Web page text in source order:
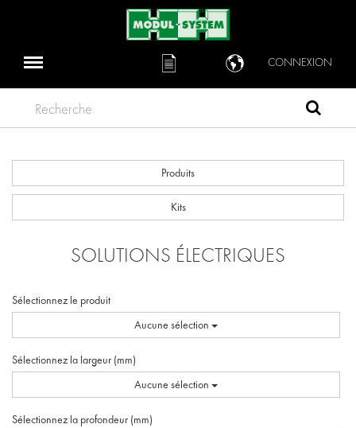
CONNEXION
Recherche
Produits
Kits
SOLUTIONS ÉLECTRIQUES
Sélectionnez le produit
Aucune sélection
Sélectionnez la largeur (mm)
Aucune sélection
Sélectionnez la profondeur (mm)